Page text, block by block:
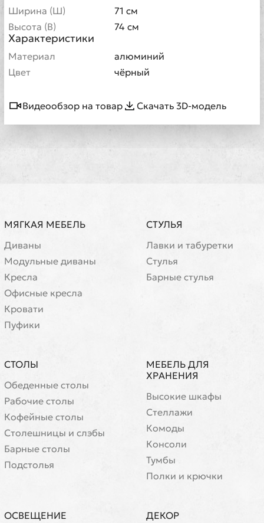
Ширина (Ш)
71 см
Высота (В)
74 см
Характеристики
Материал
алюминий
Цвет
чёрный
Видеообзор на товар Скачать 3D-модель
МЯГКАЯ МЕБЕЛЬ
Диваны
Модульные диваны
Кресла
Офисные кресла
Кровати
Пуфики
СТУЛЬЯ
Лавки и табуретки
Стулья
Барные стулья
СТОЛЫ
Обеденные столы
Рабочие столы
Кофейные столы
Cтолешницы и слэбы
Барные столы
Подстолья
МЕБЕЛЬ ДЛЯ
ХРАНЕНИЯ
Высокие шкафы
Стеллажи
Комоды
Консоли
Тумбы
Полки и крючки
ОСВЕЩЕНИЕ
ДЕКОР